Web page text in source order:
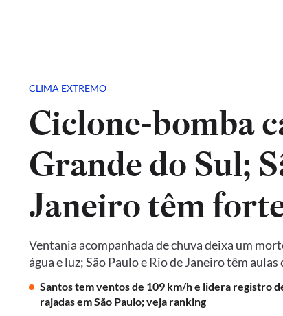
CLIMA EXTREMO
Ciclone-bomba
Grande do Sul;
Janeiro têm
Ventania acompanhada de chuva deixa um
água e luz; São Paulo e Rio de Janeiro têm
Santos tem ventos de 109 km/h e lidera registro
rajadas em São Paulo; veja ranking